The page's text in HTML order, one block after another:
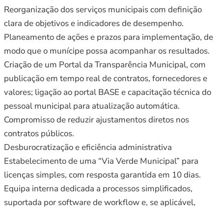
Reorganização dos serviços municipais com definição
clara de objetivos e indicadores de desempenho.
Planeamento de ações e prazos para implementação, de
modo que o munícipe possa acompanhar os resultados.
Criação de um Portal da Transparência Municipal, com
publicação em tempo real de contratos, fornecedores e
valores; ligação ao portal BASE e capacitação técnica do
pessoal municipal para atualização automática.
Compromisso de reduzir ajustamentos diretos nos
contratos públicos.
Desburocratização e eficiência administrativa
Estabelecimento de uma “Via Verde Municipal” para
licenças simples, com resposta garantida em 10 dias.
Equipa interna dedicada a processos simplificados,
suportada por software de workflow e, se aplicável,